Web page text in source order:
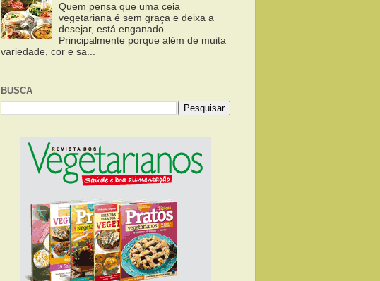
Quem pensa que uma ceia
vegetariana é sem graça e deixa a
desejar, está enganado.
Principalmente porque além de muita
variedade, cor e sa...
BUSCA